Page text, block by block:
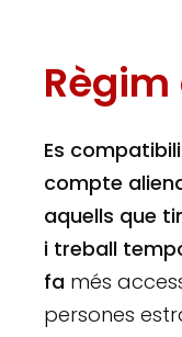
Es
compte
aquells que
i treball
fa més
persones